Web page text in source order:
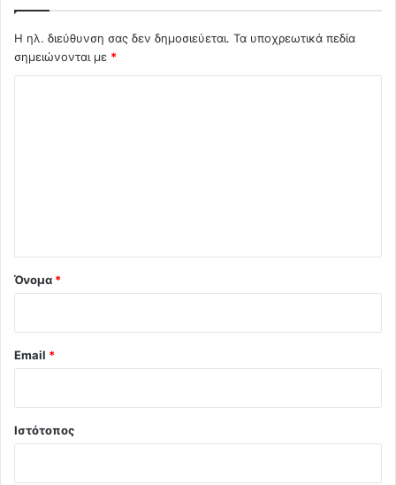
Η ηλ. διεύθυνση σας δεν δημοσιεύεται. Τα υποχρεωτικά πεδία
σημειώνονται με *
Όνομα *
Email *
Ιστότοπος